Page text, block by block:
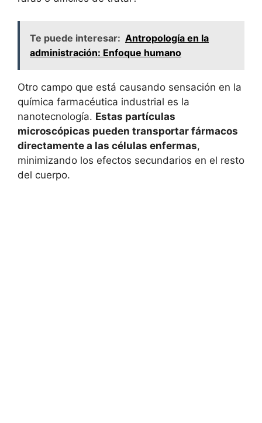
Te puede interesar: Antropología en la
administración: Enfoque humano
Otro campo que está causando sensación en la
química farmacéutica industrial es la
nanotecnología. Estas partículas
microscópicas pueden transportar fármacos
directamente a las células enfermas,
minimizando los efectos secundarios en el resto
del cuerpo.